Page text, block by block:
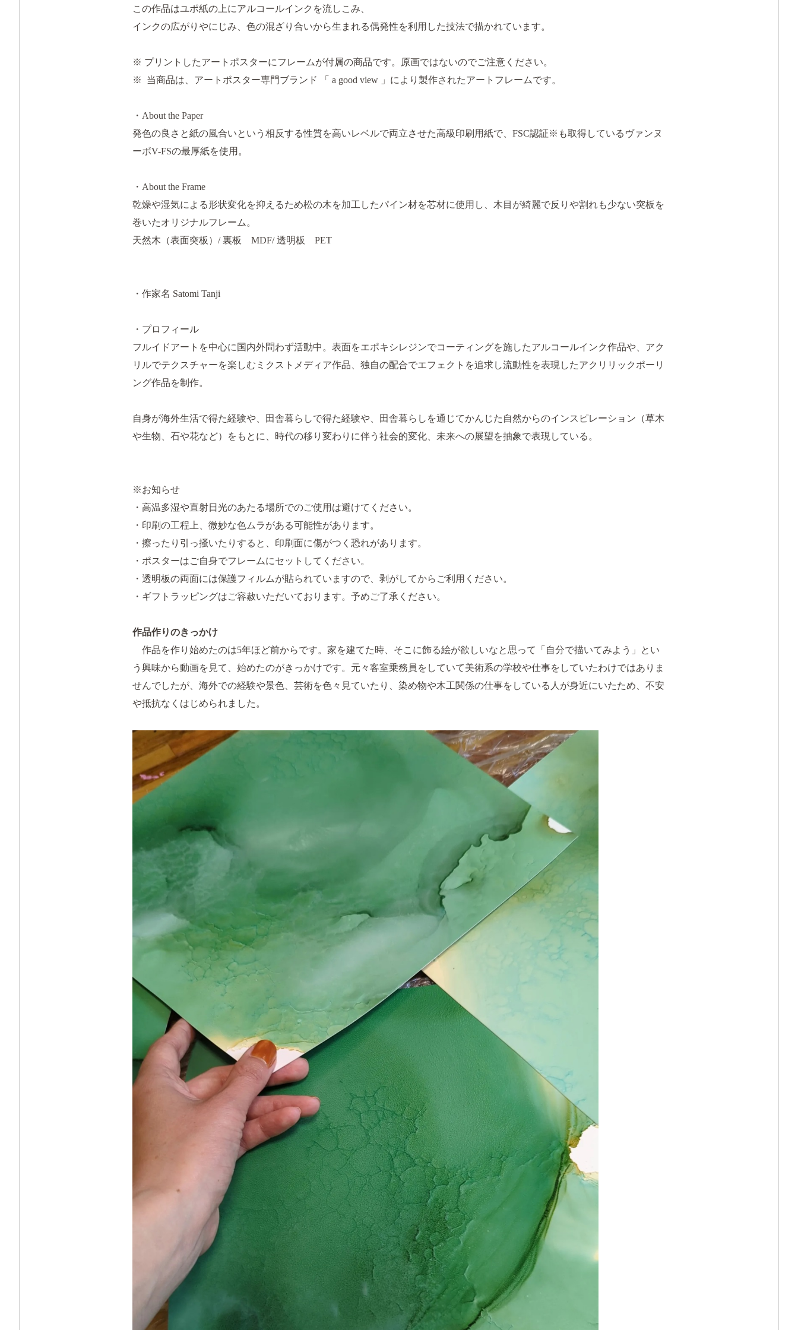
この作品はユポ紙の上にアルコールインクを流しこみ、
インクの広がりやにじみ、色の混ざり合いから生まれる偶発性を利用した技法で描かれています。
※ プリントしたアートポスターにフレームが付属の商品です。原画ではないのでご注意ください。
※ 当商品は、アートポスター専門ブランド 「 a good view 」により製作されたアートフレームです。
・About the Paper
発色の良さと紙の風合いという相反する性質を高いレベルで両立させた高級印刷用紙で、FSC認証※も取得しているヴァンヌ
ーボV-FSの最厚紙を使用。
・About the Frame
乾燥や湿気による形状変化を抑えるため松の木を加工したパイン材を芯材に使用し、木目が綺麗で反りや割れも少ない突板を
巻いたオリジナルフレーム。
天然木（表面突板）/ 裏板 MDF/ 透明板 PET
・作家名 Satomi Tanji
・プロフィール
フルイドアートを中心に国内外問わず活動中。表面をエポキシレジンでコーティングを施したアルコールインク作品や、アク
リルでテクスチャーを楽しむミクストメディア作品、独自の配合でエフェクトを追求し流動性を表現したアクリリックポーリ
ング作品を制作。
自身が海外生活で得た経験や、田舎暮らしで得た経験や、田舎暮らしを通じてかんじた自然からのインスピレーション（草木
や生物、石や花など）をもとに、時代の移り変わりに伴う社会的変化、未来への展望を抽象で表現している。
※お知らせ
・高温多湿や直射日光のあたる場所でのご使用は避けてください。
・印刷の工程上、微妙な色ムラがある可能性があります。
・擦ったり引っ掻いたりすると、印刷面に傷がつく恐れがあります。
・ポスターはご自身でフレームにセットしてください。
・透明板の両面には保護フィルムが貼られていますので、剥がしてからご利用ください。
・ギフトラッピングはご容赦いただいております。予めご了承ください。
作品作りのきっかけ
作品を作り始めたのは5年ほど前からです。家を建てた時、そこに飾る絵が欲しいなと思って「自分で描いてみよう」とい
う興味から動画を見て、始めたのがきっかけです。元々客室乗務員をしていて美術系の学校や仕事をしていたわけではありま
せんでしたが、海外での経験や景色、芸術を色々見ていたり、染め物や木工関係の仕事をしている人が身近にいたため、不安
や抵抗なくはじめられました。